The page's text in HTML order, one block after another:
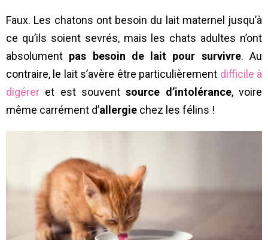
Faux. Les chatons ont besoin du lait maternel jusqu’à
ce qu’ils soient sevrés, mais les chats adultes n’ont
absolument pas besoin de lait pour survivre. Au
contraire, le lait s’avère être particulièrement difficile à
digérer et est souventsource d’intolérance, voire
même carrément d’allergie chez les félins !